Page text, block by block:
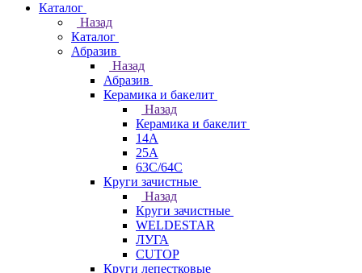
Каталог
Назад
Каталог
Абразив
Назад
Абразив
Керамика и бакелит
Назад
Керамика и бакелит
14А
25А
63С/64С
Круги зачистные
Назад
Круги зачистные
WELDESTAR
ЛУГА
CUTOP
Круги лепестковые